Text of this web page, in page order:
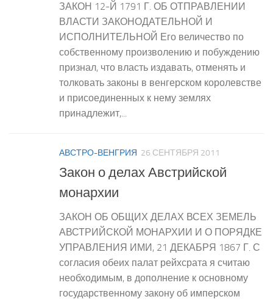
ЗАКОН 12-Й 1791 Г. ОБ ОТПРАВЛЕНИИ
ВЛАСТИ ЗАКОНОДАТЕЛЬНОЙ И
ИСПОЛНИТЕЛЬНОЙ Его величество по
собственному произволению и побуждению
признал, что власть издавать, отменять и
толковать законы в венгерском королевстве
и присоединенных к нему землях
принадлежит,...
АВСТРО-ВЕНГРИЯ 26 СЕНТЯБРЯ 2011
Закон о делах Австрийской
монархии
ЗАКОН ОБ ОБЩИХ ДЕЛАХ ВСЕХ ЗЕМЕЛЬ
АВСТРИЙСКОЙ МОНАРХИИ И О ПОРЯДКЕ
УПРАВЛЕНИЯ ИМИ, 21 ДЕКАБРЯ 1867 Г. С
согласия обеих палат рейхсрата я считаю
необходимым, в дополнение к основному
государственному закону об имперском